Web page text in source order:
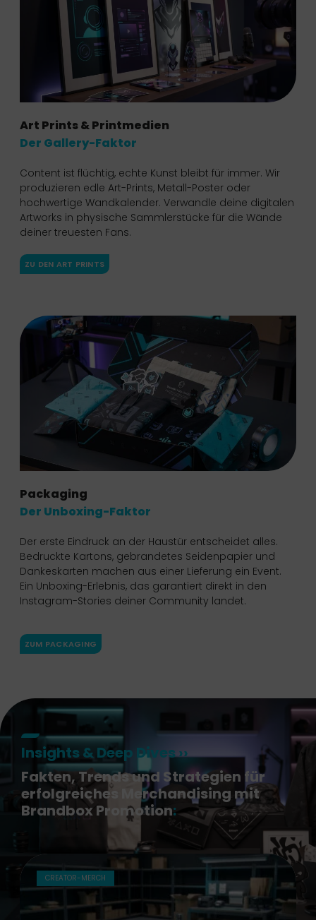
Art Prints & Printmedien
Der Gallery-Faktor
Content ist flüchtig, echte Kunst bleibt für immer. Wir
produzieren edle Art-Prints, Metall-Poster oder
hochwertige Wandkalender. Verwandle deine digitalen
Artworks in physische Sammlerstücke für die Wände
deiner treuesten Fans.
ZU DEN ART PRINTS
Packaging
Der Unboxing-Faktor
Der erste Eindruck an der Haustür entscheidet alles.
Bedruckte Kartons, gebrandetes Seidenpapier und
Dankeskarten machen aus einer Lieferung ein Event.
Ein Unboxing-Erlebnis, das garantiert direkt in den
Instagram-Stories deiner Community landet.
ZUM PACKAGING
Insights & Deep Dives ››
Fakten, Trends und Strategien für
erfolgreiches Merchandising mit
Brandbox Promotion:
CREATOR-MERCH